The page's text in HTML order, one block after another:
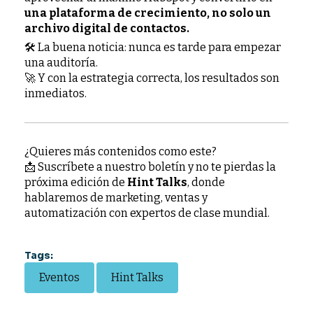
una plataforma de crecimiento, no solo un
archivo digital de contactos.
🛠️ La buena noticia: nunca es tarde para empezar
una auditoría.
🚀 Y con la estrategia correcta, los resultados son
inmediatos.
¿Quieres más contenidos como este?
📩 Suscríbete a nuestro boletín y no te pierdas la
próxima edición de Hint Talks, donde
hablaremos de marketing, ventas y
automatización con expertos de clase mundial.
Tags:
Eventos Hint Talks